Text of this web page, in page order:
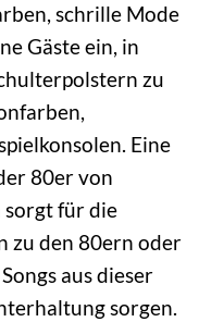
schrille Mode
Gäste ein, in
zu
Eine
80er von
sorgt für die
zu den 80ern oder
aus dieser
sorgen.